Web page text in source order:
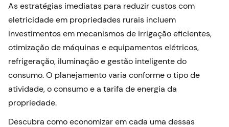
As estratégias imediatas para reduzir custos com
eletricidade em propriedades rurais incluem
investimentos em mecanismos de irrigação eficientes,
otimização de máquinas e equipamentos elétricos,
refrigeração, iluminação e gestão inteligente do
consumo. O planejamento varia conforme o tipo de
atividade, o consumo e a tarifa de energia da
propriedade.
Descubra como economizar em cada uma dessas